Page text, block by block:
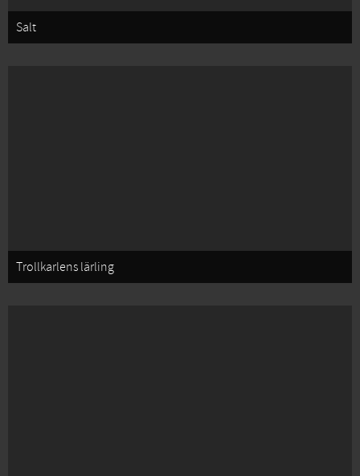
Salt
Trollkarlens lärling